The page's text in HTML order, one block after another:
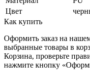
Цвет
Как купить
Оформить заказ на
выбранные товары в
Корзина, проверьте
нажмите кнопку